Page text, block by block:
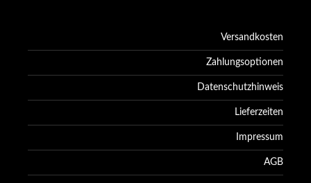
Versandkosten
Zahlungsoptionen
Datenschutzhinweis
Lieferzeiten
Impressum
AGB